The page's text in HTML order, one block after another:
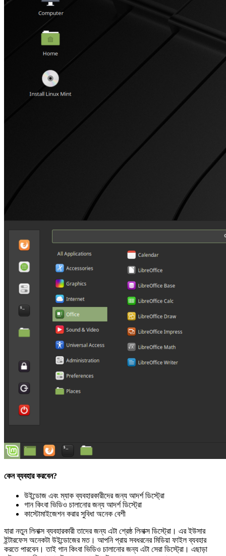
কেন ব্যবহার করবেন?
উইন্ডোজ এবং ম্যাক ব্যবহারকারীদের জন্য আদর্শ ডিস্ট্রো
গান কিংবা ভিডিও চালানোর জন্য আদর্শ ডিস্ট্রো
কাস্টোমাইজেশন করার সুবিধা অনেক বেশী
যারা নতুন লিনাক্স ব্যবহারকারী তাদের জন্য এটা শ্রেষ্ঠ লিনাক্স ডিস্ট্রো। এর ইউসার
ইন্টারফেস অনেকটা উইন্ডোজের মত। আপনি প্রায় সবধরনের মিডিয়া ফাইল ব্যবহার
করতে পারবেন। তাই গান কিংবা ভিডিও চালানোর জন্য এটা সেরা ডিস্ট্রো। এছাড়া